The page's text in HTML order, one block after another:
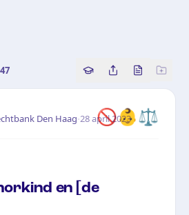
Copy source
Share this
Bekijk
🚫👶⚖️
Den Haag·28 april 2023
en [de